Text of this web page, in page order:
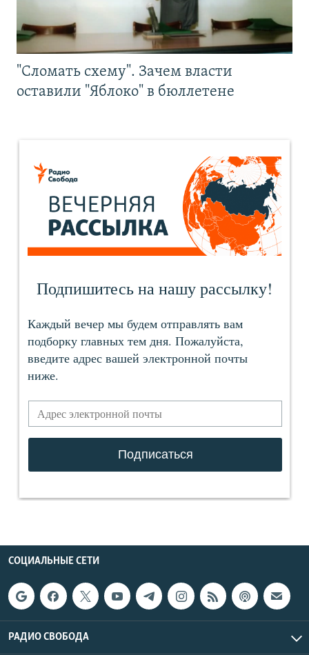
"Сломать схему". Зачем власти
оставили "Яблоко" в бюллетене
СОЦИАЛЬНЫЕ СЕТИ
РАДИО СВОБОДА